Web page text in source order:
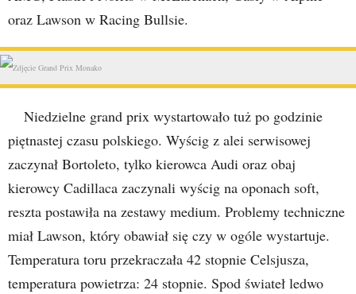
oraz Lawson w Racing Bullsie.
Niedzielne grand prix wystartowało tuż po godzinie
piętnastej czasu polskiego. Wyścig z alei serwisowej
zaczynał Bortoleto, tylko kierowca Audi oraz obaj
kierowcy Cadillaca zaczynali wyścig na oponach soft,
reszta postawiła na zestawy medium. Problemy techniczne
miał Lawson, który obawiał się czy w ogóle wystartuje.
Temperatura toru przekraczała 42 stopnie Celsjusza,
temperatura powietrza: 24 stopnie. Spod świateł ledwo